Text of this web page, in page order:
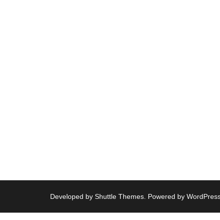
Developed by Shuttle Themes . Powered by